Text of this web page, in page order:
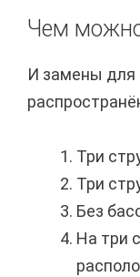
Чем
И замены для
Три
Три
Без
На три